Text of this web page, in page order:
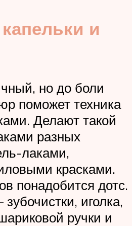
и
но до боли
поможет техника
Делают такой
разных
лаками,
красками.
понадобится дотс.
иголка,
ручки и